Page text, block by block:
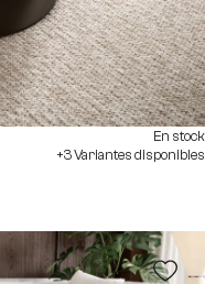
En stock
+3 Variantes disponibles